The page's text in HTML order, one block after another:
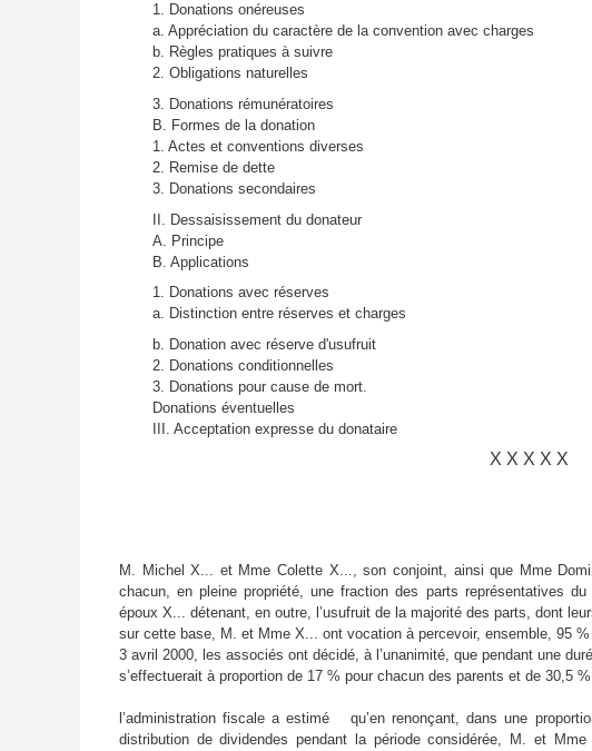
1. Donations onéreuses
a. Appréciation du caractère de la convention avec charges
b. Règles pratiques à suivre
2. Obligations naturelles
3. Donations rémunératoires
B. Formes de la donation
1. Actes et conventions diverses
2. Remise de dette
3. Donations secondaires
II. Dessaisissement du donateur
A. Principe
B. Applications
1. Donations avec réserves
a. Distinction entre réserves et charges
b. Donation avec réserve d'usufruit
2. Donations conditionnelles
3. Donations pour cause de mort.
Donations éventuelles
III. Acceptation expresse du donataire
X X X X X
M. Michel X... et Mme Colette X..., son conjoint, ainsi que Mme
chacun, en pleine propriété, une fraction des parts représentatives
époux X... détenant, en outre, l’usufruit de la majorité des parts, dont
sur cette base, M. et Mme X... ont vocation à percevoir, ensemble, 95
3 avril 2000, les associés ont décidé, à l’unanimité, que pendant une
s’effectuerait à proportion de 17 % pour chacun des parents et de 30,5
l’administration fiscale a estimé
qu’en renonçant, dans une
distribution de dividendes pendant la période considérée, M. et